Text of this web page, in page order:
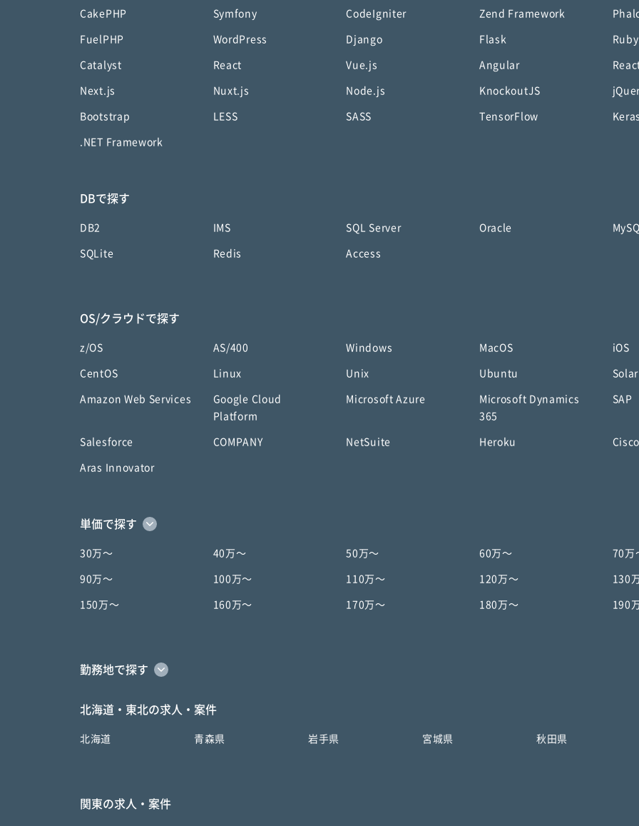
CakePHP Symfony CodeIgniter Zend Framework
FuelPHP WordPress Django Flask
Catalyst React Vue.js Angular
Next.js Nuxt.js Node.js KnockoutJS
Bootstrap LESS SASS TensorFlow
.NET Framework
DBで探す
DB2 IMS SQL Server Oracle
SQLite Redis Access
OS/クラウドで探す
z/OS AS/400 Windows MacOS iOS
CentOS Linux Unix Ubuntu
Amazon Web Services
Google Cloud
Platform
Microsoft Azure
Microsoft Dynamics
365
SAP
Salesforce COMPANY NetSuite Heroku
Aras Innovator
単価で探す
30万〜 40万〜 50万〜 60万〜 70万
90万〜 100万〜 110万〜 120万〜 130
150万〜 160万〜 170万〜 180万〜 190
勤務地で探す
北海道・東北の求人・案件
北海道 青森県 岩手県 宮城県 秋田県
関東の求人・案件